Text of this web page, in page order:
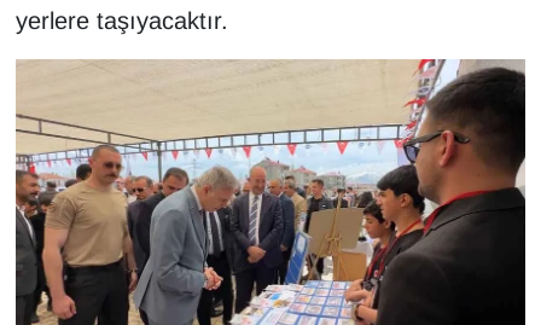
yerlere taşıyacaktır.
SAĞLIK
Sinema - TV
SİYASET
SPOR